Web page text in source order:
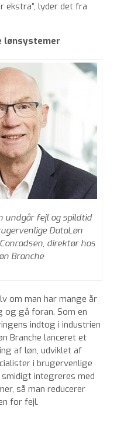
ekstra”, lyder det fra
lønsystemer
undgår fejl og spildtid
DataLøn
direktør hos
Branche
om man har mange år
og gå foran. Som en
indtog i industrien
Branche lanceret et
af løn, udviklet af
i brugervenlige
integreres med
så man reducerer
for fejl.